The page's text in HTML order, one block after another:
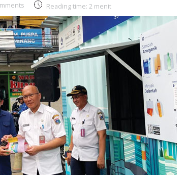
Reading time: 2 menit